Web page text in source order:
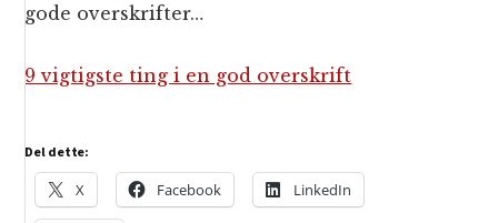
gode overskrifter…
9 vigtigste ting i en god overskrift
Del dette:
X Facebook LinkedIn